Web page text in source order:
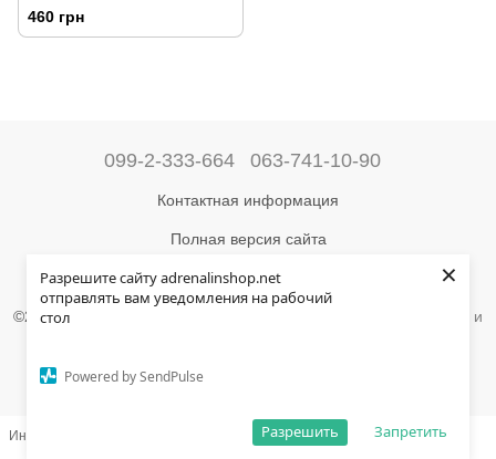
Разрешите сайту adrenalinshop.net
отправлять вам уведомления на рабочий
стол
Powered by SendPulse
Запретить
Разрешить
×
1.2 м
460 грн
099-2-333-664 063-741-10-90
Контактная информация
Полная версия сайта
Карта сайта
©2004-2024 Адреналин –
магазин туристического снаряжения и
Интернет-магазин создан с Хорошоп